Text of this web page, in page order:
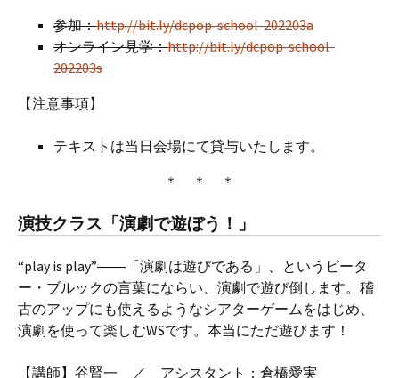
参加：http://bit.ly/dcpop-school-202203a
オンライン見学：http://bit.ly/dcpop-school-
202203s
【注意事項】
テキストは当日会場にて貸与いたします。
＊ ＊ ＊
演技クラス「演劇で遊ぼう！」
“play is play”――「演劇は遊びである」、というピータ
ー・ブルックの言葉にならい、演劇で遊び倒します。稽
古のアップにも使えるようなシアターゲームをはじめ、
演劇を使って楽しむWSです。本当にただ遊びます！
【講師】谷賢一 ／ アシスタント：倉橋愛実